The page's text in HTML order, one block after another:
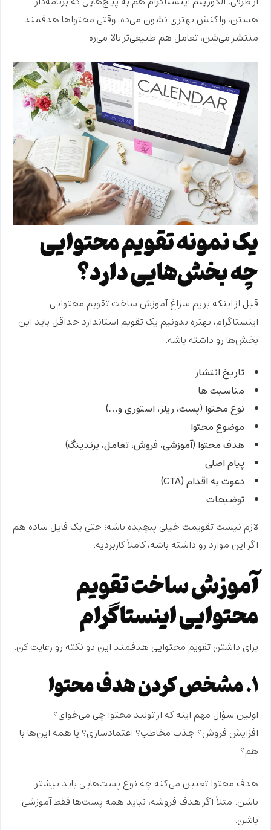
هستن، واکنش بهتری نشون می‌ده. وقتی محتواها هدفمند
منتشر می‌شن، تعامل هم طبیعی‌تر بالا می‌ره.
یک نمونه تقویم محتوایی
چه بخش‌هایی دارد؟
قبل از اینکه بریم سراغ آموزش ساخت تقویم محتوایی
اینستاگرام، بهتره بدونیم یک تقویم استاندارد حداقل باید این
بخش‌ها رو داشته باشه.
تاریخ انتشار
مناسبت ها
نوع محتوا (پست، ریلز، استوری و…)
موضوع محتوا
هدف محتوا (آموزشی، فروش، تعامل، برندینگ)
پیام اصلی
دعوت به اقدام (CTA)
توضیحات
لازم نیست تقویمت خیلی پیچیده باشه؛ حتی یک فایل ساده هم
اگر این موارد رو داشته باشه، کاملاً کاربردیه.
آموزش ساخت تقویم
محتوایی اینستاگرام
برای داشتنتقویم محتوایی هدفمند این دو نکته رو رعایت کن.
۱. مشخص کردن هدف محتوا
اولین سؤال مهم اینه که از تولید محتوا چی می‌خوای؟
افزایش فروش؟ جذب مخاطب؟ اعتمادسازی؟ یا همه این‌ها با
هم؟
هدف محتوا تعیین می‌کنه چه نوع پست‌هایی باید بیشتر
باشن. مثلاً اگر هدف فروشه، نباید همه پست‌ها فقط آموزشی
باشن.